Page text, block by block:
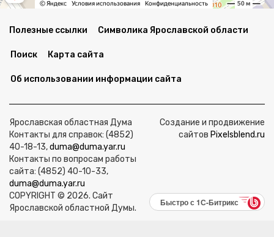
Полезные ссылки Символика Ярославской области
Поиск Карта сайта
Об использовании информации сайта
Ярославская областная Дума
Контакты для справок: (4852)
40-18-13,duma@duma.yar.ru
Контакты по вопросам работы
сайта: (4852) 40-10-33,
duma@duma.yar.ru
COPYRIGHT © 2026. Сайт
Ярославской областной Думы.
Создание и продвижение
сайтов Pixelsblend.ru
Быстро с 1С-Битрикс